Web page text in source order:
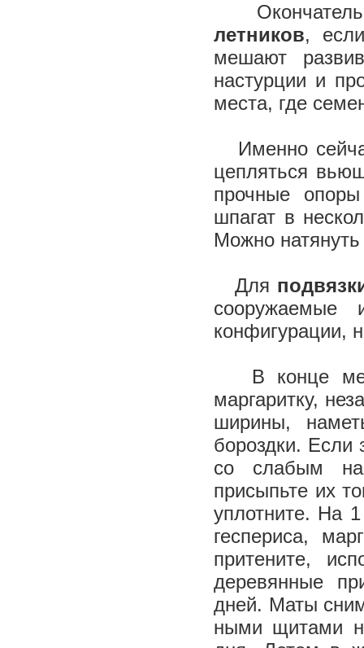
летников,
мешают
настурции и
места, где
Именно
цепляться
прочные
шпагат в
Можно натянуть
Для
сооружаемые
конфигурации,
В конце
маргаритку,
ширины,
бороздки. Если
со слабым
присыпьте их
уплотните. На
геспериса,
притените,
деревянные
дней. Маты
ными щитами